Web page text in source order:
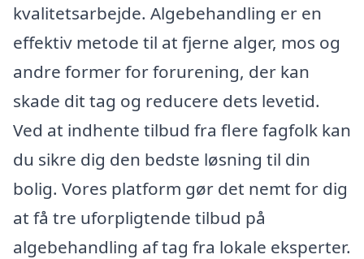
kvalitetsarbejde. Algebehandling er en
effektiv metode til at fjerne alger, mos og
andre former for forurening, der kan
skade dit tag og reducere dets levetid.
Ved at indhente tilbud fra flere fagfolk kan
du sikre dig den bedste løsning til din
bolig. Vores platform gør det nemt for dig
at få tre uforpligtende tilbud på
algebehandling af tag fra lokale eksperter.